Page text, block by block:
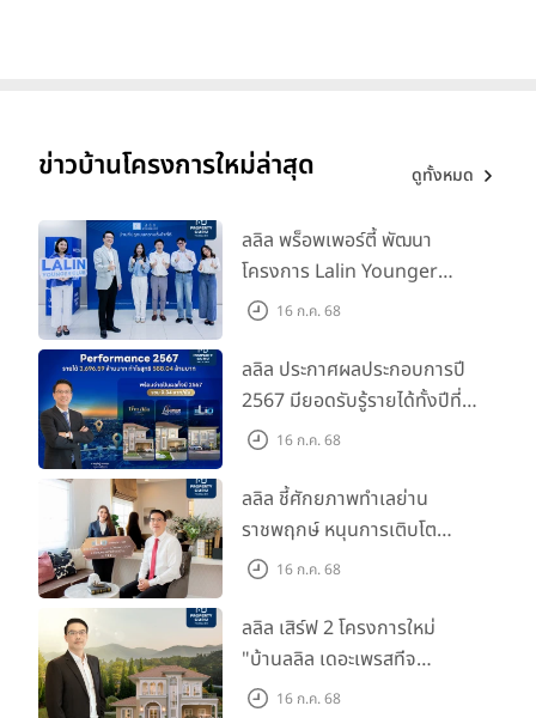
ข่าวบ้านโครงการใหม่ล่าสุด ดูทั้งหมด
ลลิล พร็อพเพอร์ตี้ พัฒนา
โครงการ Lalin Younger
Club ส่งเสริมผู้นำรุ่นใหม่
16 ก.ค. 68
ลลิล ประกาศผลประกอบการปี
2567 มียอดรับรู้รายได้ทั้งปีที่
3,696.59 ล้านบาท กำไรสุทธิ
ปันผลทั้งปี 2567 รวม 0.34
บาท/หุ้น
16 ก.ค. 68
ลลิล ชี้ศักยภาพทำเลย่าน
ราชพฤกษ์ หนุนการเติบโต
ตลาดที่อยู่อาศัย พร้อมเปิดตัว
ราชพฤกษ์-345" มูลค่า 600
ลบ.
16 ก.ค. 68
ลลิล เสิร์ฟ 2 โครงการใหม่
"บ้านลลิล เดอะเพรสทีจ
ราชบุรี" และ "ไลโอ ราชบุรี"
16 ก.ค. 68